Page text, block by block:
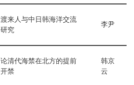
渡来人与中日韩海洋交流
研究
李尹
论清代海禁在北方的提前
开禁
韩京
云